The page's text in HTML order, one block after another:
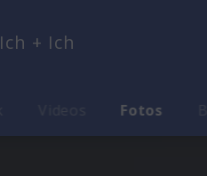
Ich + Ich
Fotos